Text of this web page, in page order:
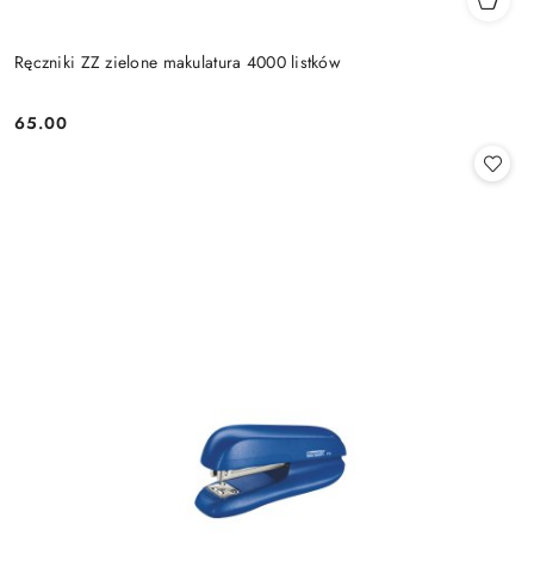
Ręczniki ZZ zielone makulatura 4000 listków
Cena:
65.00